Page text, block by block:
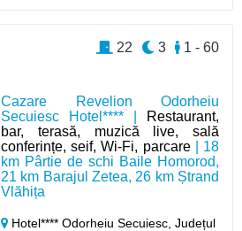
Cazare Revelion Odorheiu
Secuiesc Hotel**** |
Restaurant,
bar, terasă, muzică live, sală
conferințe, seif, Wi-Fi, parcare| 18
km Pârtie de schi Baile Homorod,
21 km Barajul Zetea, 26 km Ștrand
Vlăhița
Hotel**** Odorheiu Secuiesc,Județul
1 - 60
3
22